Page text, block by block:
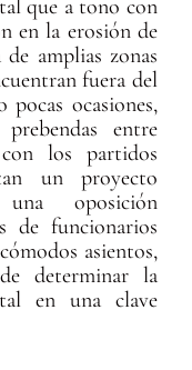
que a tono con
en la erosión de
amplias zonas
fuera del
ocasiones,
entre
los partidos
un proyecto
oposición
de funcionarios
asientos,
determinar la
en una clave